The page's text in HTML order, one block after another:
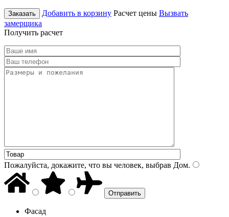
Заказать Добавить в корзину Расчет цены Вызвать
замерщика
Получить расчет
Пожалуйста, докажите, что вы человек, выбрав Дом.
Фасад